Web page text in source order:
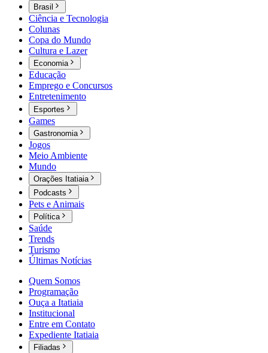
Brasil
Ciência e Tecnologia
Colunas
Copa do Mundo
Cultura e Lazer
Economia
Educação
Emprego e Concursos
Entretenimento
Esportes
Games
Gastronomia
Jogos
Meio Ambiente
Mundo
Orações Itatiaia
Podcasts
Pets e Animais
Política
Saúde
Trends
Turismo
Últimas Notícias
Quem Somos
Programação
Ouça a Itatiaia
Institucional
Entre em Contato
Expediente Itatiaia
Filiadas